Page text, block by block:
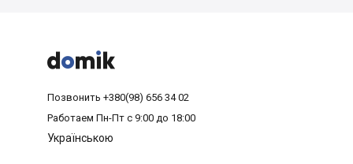



Позвонить +380(98) 656 34 02
Работаем Пн-Пт с 9:00 до 18:00
Українською